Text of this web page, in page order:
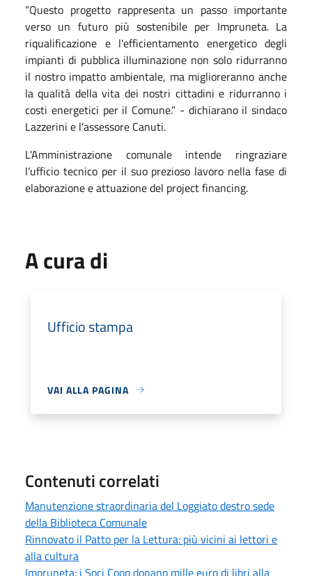
“Questo progetto rappresenta un passo importante
verso un futuro più sostenibile per Impruneta. La
riqualificazione e l'efficientamento energetico degli
impianti di pubblica illuminazione non solo ridurranno
il nostro impatto ambientale, ma miglioreranno anche
la qualità della vita dei nostri cittadini e ridurranno i
costi energetici per il Comune.” - dichiarano il sindaco
Lazzerini e l’assessore Canuti.
L'Amministrazione comunale intende ringraziare
l’ufficio tecnico per il suo prezioso lavoro nella fase di
elaborazione e attuazione del project financing.
A cura di
Ufficio stampa
VAI ALLA PAGINA
Contenuti correlati
Manutenzione straordinaria del Loggiato destro sede
della Biblioteca Comunale
Rinnovato il Patto per la Lettura: più vicini ai lettori e
alla cultura
Impruneta: i Soci Coop donano mille euro di libri alla